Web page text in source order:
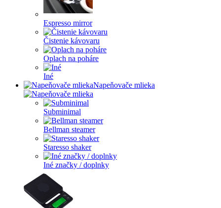
Espresso mirror
Čistenie kávovaru
Oplach na poháre
Iné
Napeňovače mlieka
Subminimal
Bellman steamer
Staresso shaker
Iné značky / doplnky